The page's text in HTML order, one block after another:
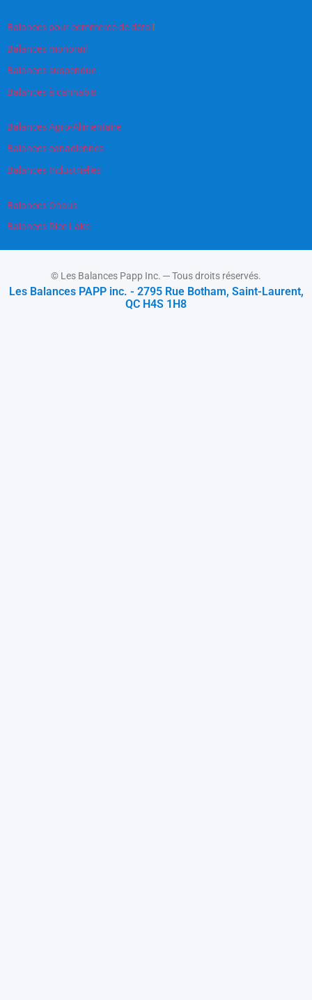
Balances pour commerce de détai
Balances monorail
Balances suspendue
Balances à cannabis
Balances Agro-Alimentaire
Balances canadiennes
Balances Industrielles
Balances Ohaus
Balances Rice Lake
© Les Balances Papp Inc. ─ Tous droits réservés.
Les Balances PAPP inc. - 2795 Rue Botham, Saint-Laurent,
QC H4S 1H8